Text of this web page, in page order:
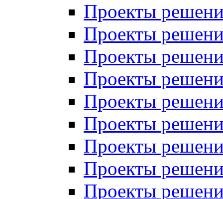
Проекты
Проекты
Проекты
Проекты
Проекты
Проекты
Проекты
Проекты
Проекты